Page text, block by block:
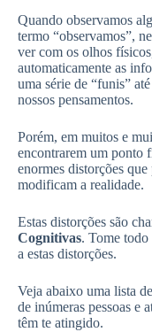
Quando observamos
termo “observamos”,
ver com os olhos
automaticamente as
uma série de “funis”
nossos pensamentos.
Porém, em muitos e
encontrarem um ponto
enormes distorções
modificam a realidade.
Estas distorções são
Cognitivas. Tome
a estas distorções.
Veja abaixo uma lista
de inúmeras pessoas e
têm te atingido.